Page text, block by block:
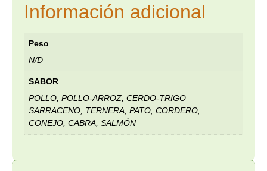
Información adicional
Peso
N/D
SABOR
POLLO, POLLO-ARROZ, CERDO-TRIGO
SARRACENO, TERNERA, PATO, CORDERO,
CONEJO, CABRA, SALMÓN